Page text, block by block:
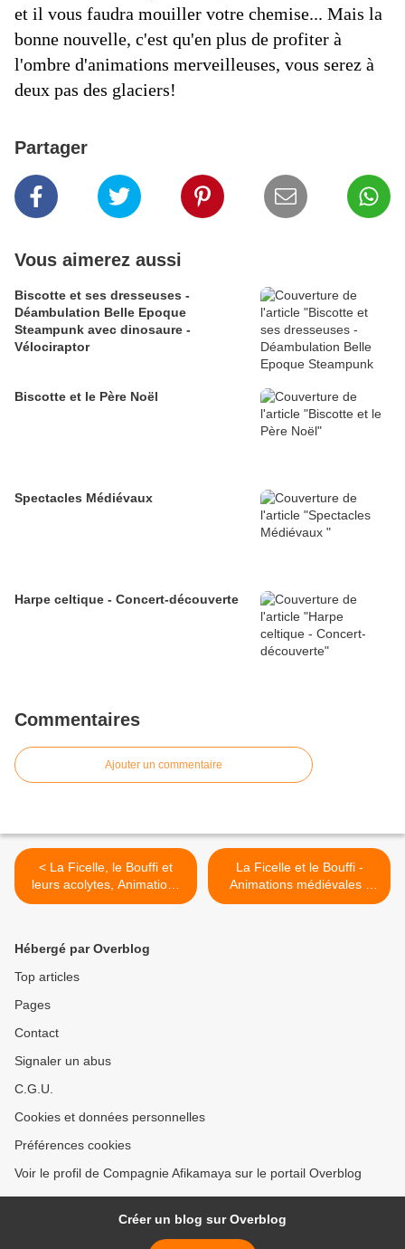
et il vous faudra mouiller votre chemise... Mais la
bonne nouvelle, c'est qu'en plus de profiter à
l'ombre d'animations merveilleuses, vous serez à
deux pas des glaciers!
Partager
Vous aimerez aussi
Biscotte et ses dresseuses -
Déambulation Belle Epoque
Steampunk avec dinosaure -
Vélociraptor
Biscotte et le Père Noël
Spectacles Médiévaux
Harpe celtique - Concert-découverte
Commentaires
Ajouter un commentaire
< La Ficelle, le Bouffi et
leurs acolytes, Animations
médiévales - Fête
La Ficelle et le Bouffi -
Animations médiévales -
Festival FrancÔcéanie -
Hébergé par Overblog
Top articles
Pages
Contact
Signaler un abus
C.G.U.
Cookies et données personnelles
Préférences cookies
Voir le profil de Compagnie Afikamaya sur le portail Overblog
Créer un blog sur Overblog